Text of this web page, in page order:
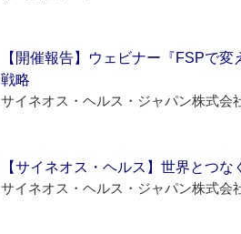
【開催報告】ウェビナー『FSPで
戦略
サイネオス・ヘルス・ジャパン株式会
【サイネオス・ヘルス】世界とつ
サイネオス・ヘルス・ジャパン株式会